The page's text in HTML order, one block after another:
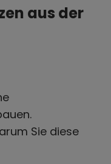
aus der
Sie diese